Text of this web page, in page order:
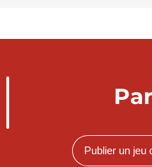
Publier un jeu